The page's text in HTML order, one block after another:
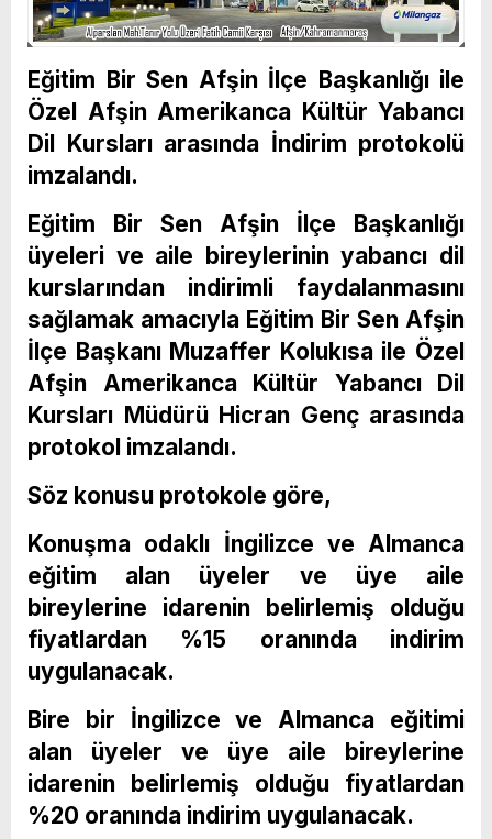
Eğitim Bir Sen Afşin İlçe Başkanlığı ile
Özel Afşin Amerikanca Kültür Yabancı
Dil Kursları arasında İndirim protokolü
imzalandı.
Eğitim Bir Sen Afşin İlçe Başkanlığı
üyeleri ve aile bireylerinin yabancı dil
kurslarından indirimli faydalanmasını
sağlamak amacıyla Eğitim Bir Sen Afşin
İlçe Başkanı Muzaffer Kolukısa ile Özel
Afşin Amerikanca Kültür Yabancı Dil
Kursları Müdürü Hicran Genç arasında
protokol imzalandı.
Söz konusu protokole göre,
Konuşma odaklı İngilizce ve Almanca
eğitim alan üyeler ve üye aile
bireylerine idarenin belirlemiş olduğu
fiyatlardan %15 oranında indirim
uygulanacak.
Bire bir İngilizce ve Almanca eğitimi
alan üyeler ve üye aile bireylerine
idarenin belirlemiş olduğu fiyatlardan
%20 oranında indirim uygulanacak.